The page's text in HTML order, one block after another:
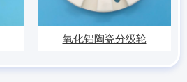
氧化铝陶瓷分级轮